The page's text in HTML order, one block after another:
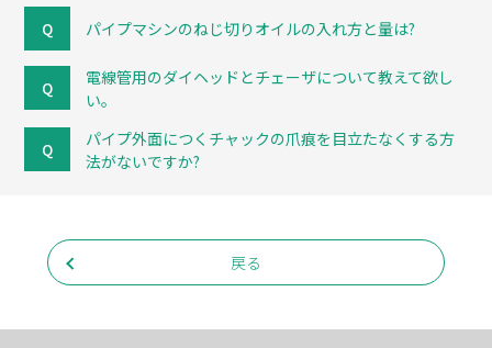
パイプマシンのねじ切りオイルの入れ方と量は?
電線管用のダイヘッドとチェーザについて教えて欲し
い。
パイプ外面につくチャックの爪痕を目立たなくする方
法がないですか?
戻る